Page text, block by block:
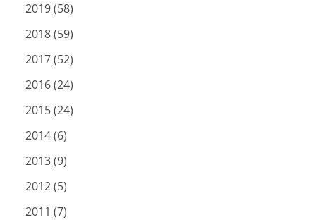
2019 (58)
2018 (59)
2017 (52)
2016 (24)
2015 (24)
2014 (6)
2013 (9)
2012 (5)
2011 (7)